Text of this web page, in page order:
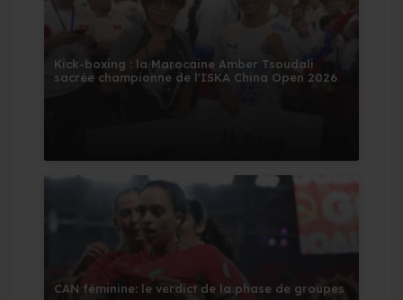
Kick-boxing : la Marocaine Amber Tsoudali
sacrée championne de l'ISKA China Open 2026
CAN féminine: le verdict de la phase de groupes